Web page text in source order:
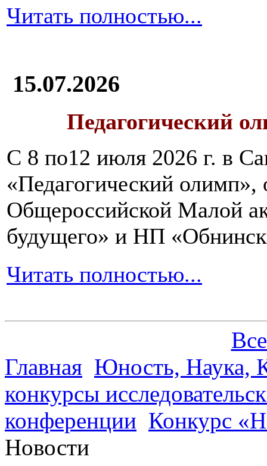
Читать полностью...
15.07.2026
Педагогический
С 8 по12 июля 2026 г. в
«Педагогический олимп»,
Общероссийской Малой
будущего» и НП
Читать полностью...
Главная Юность, Наука,
конкурсы
конференции Конкурс
Новости